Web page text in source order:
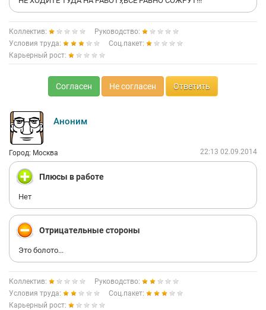
Коллектив:
Руководство:
Условия труда:
Соц.пакет:
Карьерный рост:
Согласен Не согласен Ответить
Аноним
Город: Москва 22:13 02.09.2014
Плюсы в работе
Нет
Отрицательные стороны
Это болото...
Коллектив:
Руководство:
Условия труда:
Соц.пакет:
Карьерный рост: